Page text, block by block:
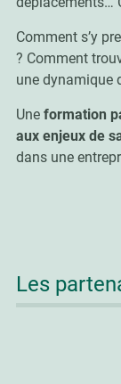
Comment s’y
? Comment
une dynamique
Une formation
aux enjeux de
dans une
Les